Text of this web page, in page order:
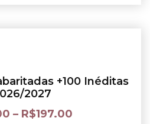
+100 Inéditas
2027
– R$197.00